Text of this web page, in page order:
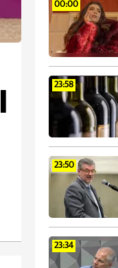
00:00
23:58
23:50
23:34